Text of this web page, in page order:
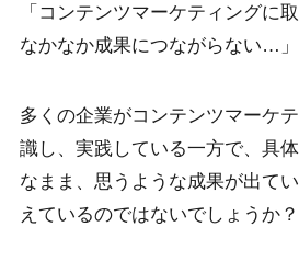
「コンテンツマーケティングに
なかなか成果につながらない…」
多くの企業がコンテンツマーケ
識し、実践している一方で、具
なまま、思うような成果が出て
えているのではないでしょうか？